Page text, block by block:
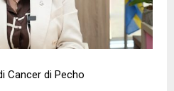
Cancer di Pecho